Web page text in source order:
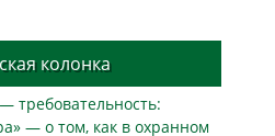
колонка
требовательность:
— о том, как в охранном